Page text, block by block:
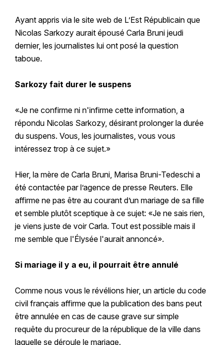
Ayant appris via le site web de L’Est Républicain que
Nicolas Sarkozy aurait épousé Carla Bruni jeudi
dernier, les journalistes lui ont posé la question
taboue.
Sarkozy fait durer le suspens
«Je ne confirme ni n'infirme cette information, a
répondu Nicolas Sarkozy, désirant prolonger la durée
du suspens. Vous, les journalistes, vous vous
intéressez trop à ce sujet.»
Hier, la mère de Carla Bruni, Marisa Bruni-Tedeschi a
été contactée par l’agence de presse Reuters. Elle
affirme ne pas être au courant d’un mariage de sa fille
et semble plutôt sceptique à ce sujet: «Je ne sais rien,
je viens juste de voir Carla. Tout est possible mais il
me semble que l'Élysée l'aurait annoncé».
Si mariage il y a eu, il pourrait être annulé
Comme nous vous le révélions hier, un article du code
civil français affirme que la publication des bans peut
être annulée en cas de cause grave sur simple
requête du procureur de la république de la ville dans
laquelle se déroule le mariage.